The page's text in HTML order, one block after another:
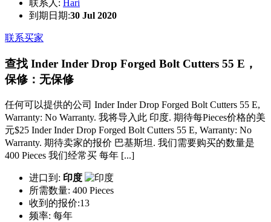
联系人: Hari
到期日期:30 Jul 2020
联系买家
查找 Inder Inder Drop Forged Bolt Cutters 55 E，
保修：无保修
任何可以提供的公司 Inder Inder Drop Forged Bolt Cutters 55 E,
Warranty: No Warranty. 我将导入此 印度. 期待每Pieces价格的美
元$25 Inder Inder Drop Forged Bolt Cutters 55 E, Warranty: No
Warranty. 期待卖家的报价 巴基斯坦. 我们需要购买的数量是
400 Pieces 我们经常买 每年 [...]
进口到: 印度
所需数量: 400 Pieces
收到的报价:13
频率: 每年